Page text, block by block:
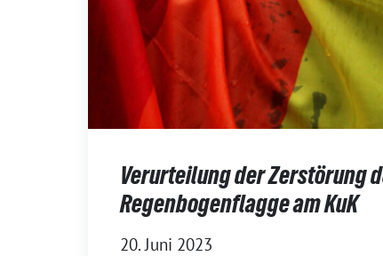
Verurteilung der Zerstörung
Regenbogenflagge am KuK
20. Juni 2023